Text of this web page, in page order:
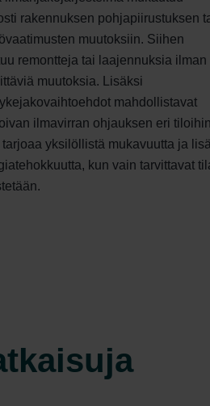
rakennuksen pohjapiirustuksen
muutoksiin. Siihen
remontteja tai laajennuksia ilman
muutoksia. Lisäksi
mahdollistavat
ilmavirran ohjauksen eri
tarjoaa yksilöllistä mukavuutta ja
kun vain tarvittavat